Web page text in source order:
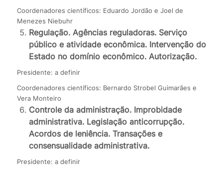
Coordenadores científicos: Eduardo Jordão e Joel de
Menezes Niebuhr
Regulação. Agências reguladoras. Serviço
público e atividade econômica. Intervenção do
Estado no domínio econômico. Autorização.
Presidente: a definir
Coordenadores científicos: Bernardo Strobel Guimarães e
Vera Monteiro
Controle da administração. Improbidade
administrativa. Legislação anticorrupção.
Acordos de leniência. Transações e
consensualidade administrativa.
Presidente: a definir